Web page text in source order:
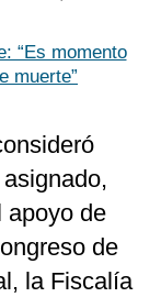
“Es momento
muerte”
apoyo de
de
la Fiscalía